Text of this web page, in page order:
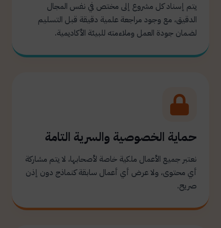
يتم إسناد كل مشروع إلى مختص في نفس المجال
الدقيق، مع وجود مراجعة علمية دقيقة قبل التسليم
لضمان جودة العمل وملاءمته للبيئة الأكاديمية.
حماية الخصوصية والسرية التامة
نعتبر جميع الأعمال ملكية خاصة لأصحابها، لا يتم مشاركة
أي محتوى، ولا عرض أي أعمال سابقة كنماذج دون إذن
صريح.